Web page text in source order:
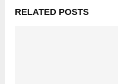
RELATED POSTS